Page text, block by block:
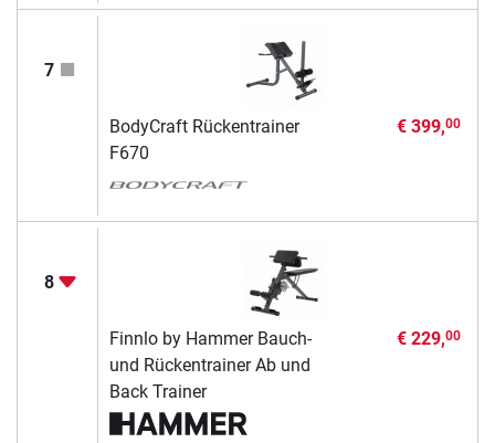
7
BodyCraft Rückentrainer
F670
€ 399,00
8
Finnlo by Hammer Bauch-
und Rückentrainer Ab und
Back Trainer
€ 229,00